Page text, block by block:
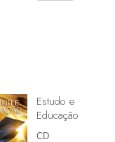
Estudo e
Educação
CD